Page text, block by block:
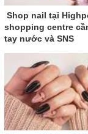
Shop nail tại
shopping centre
tay nước và SNS